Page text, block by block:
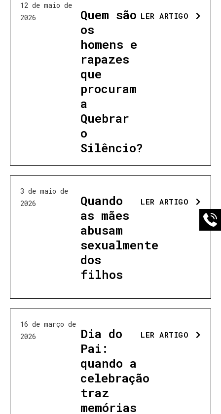
12 de maio de
2026
Quem são
os
homens e
rapazes
que
procuram
a
Quebrar
o
Silêncio?
LER ARTIGO
3 de maio de
2026
Quando
as mães
abusam
sexualmente
dos
filhos
LER ARTIGO
16 de março de
2026
Dia do
Pai:
quando a
celebração
traz
memórias
LER ARTIGO